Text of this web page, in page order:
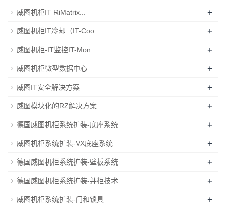
威图机柜IT RiMatrix... +
威图机柜IT冷却（IT-Coo... +
威图机柜-IT监控IT-Mon... +
威图机柜微型数据中心 +
威图IT安全解决方案 +
威图模块化的RZ解决方案 +
德国威图机柜系统扩装-底座系统 +
威图机柜系统扩装-VX底座系统 +
德国威图机柜系统扩装-壁板系统 +
德国威图机柜系统扩装-并柜技术 +
威图机柜系统扩装-门和锁具 +